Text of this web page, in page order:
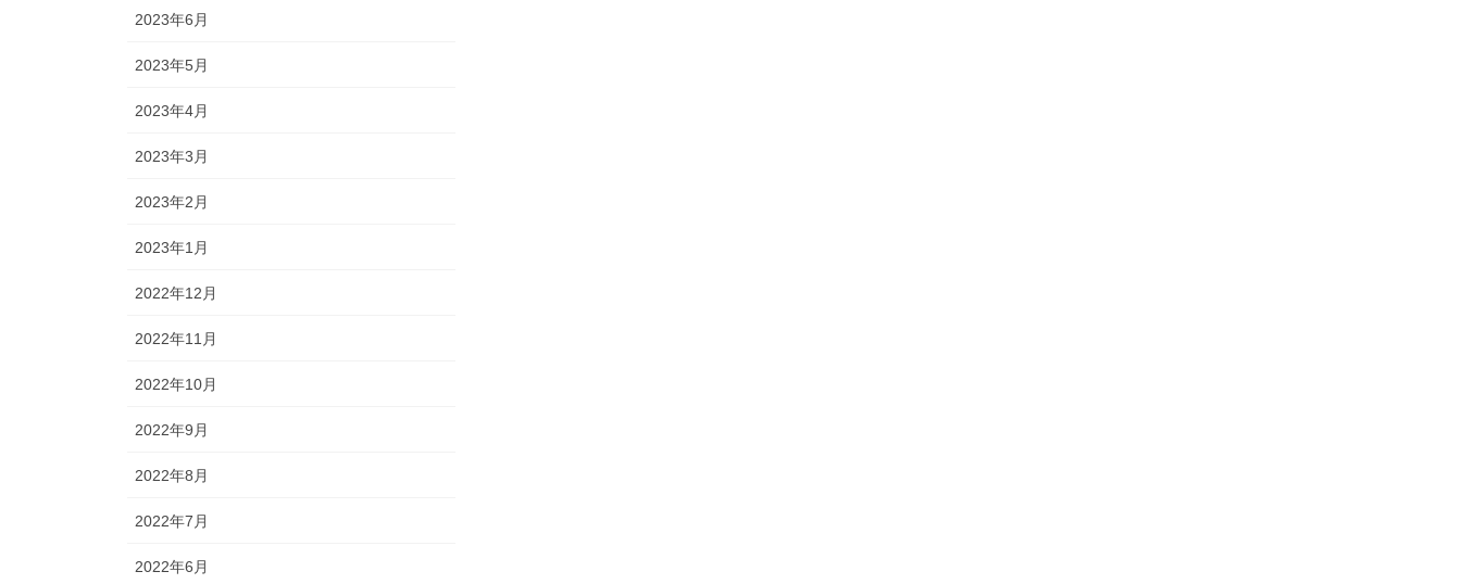
2023年6月
2023年5月
2023年4月
2023年3月
2023年2月
2023年1月
2022年12月
2022年11月
2022年10月
2022年9月
2022年8月
2022年7月
2022年6月